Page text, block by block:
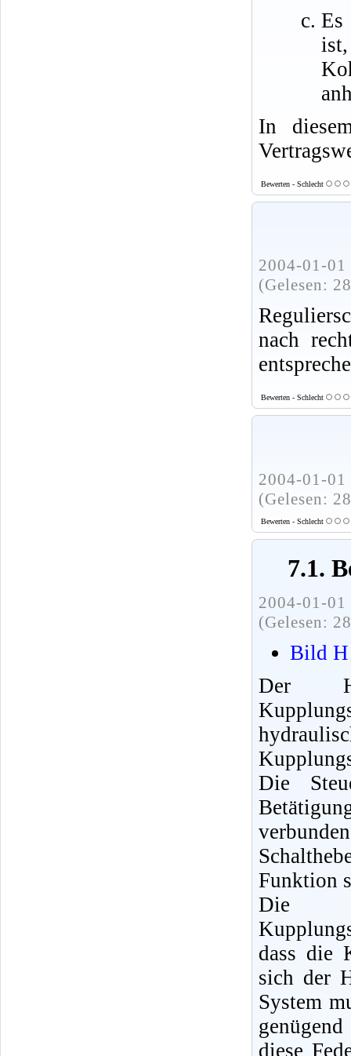
Es
In
Bewerten - Schlecht
2004-01-
(Gelesen:
nach
Bewerten - Schlecht
2004-01-
(Gelesen:
Bewerten - Schlecht
7.1.
2004-01-
(Gelesen:
Bild H
Der
Die
Funktion
Die
dass die
sich der
System
diese